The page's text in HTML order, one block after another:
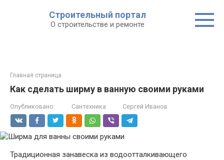
Строительный портал
О строительстве и ремонте
Главная страница
Как сделать ширму в ванную своими руками
Опубликовано: Сантехника Сергей Иванов
Традиционная занавеска из водоотталкивающего